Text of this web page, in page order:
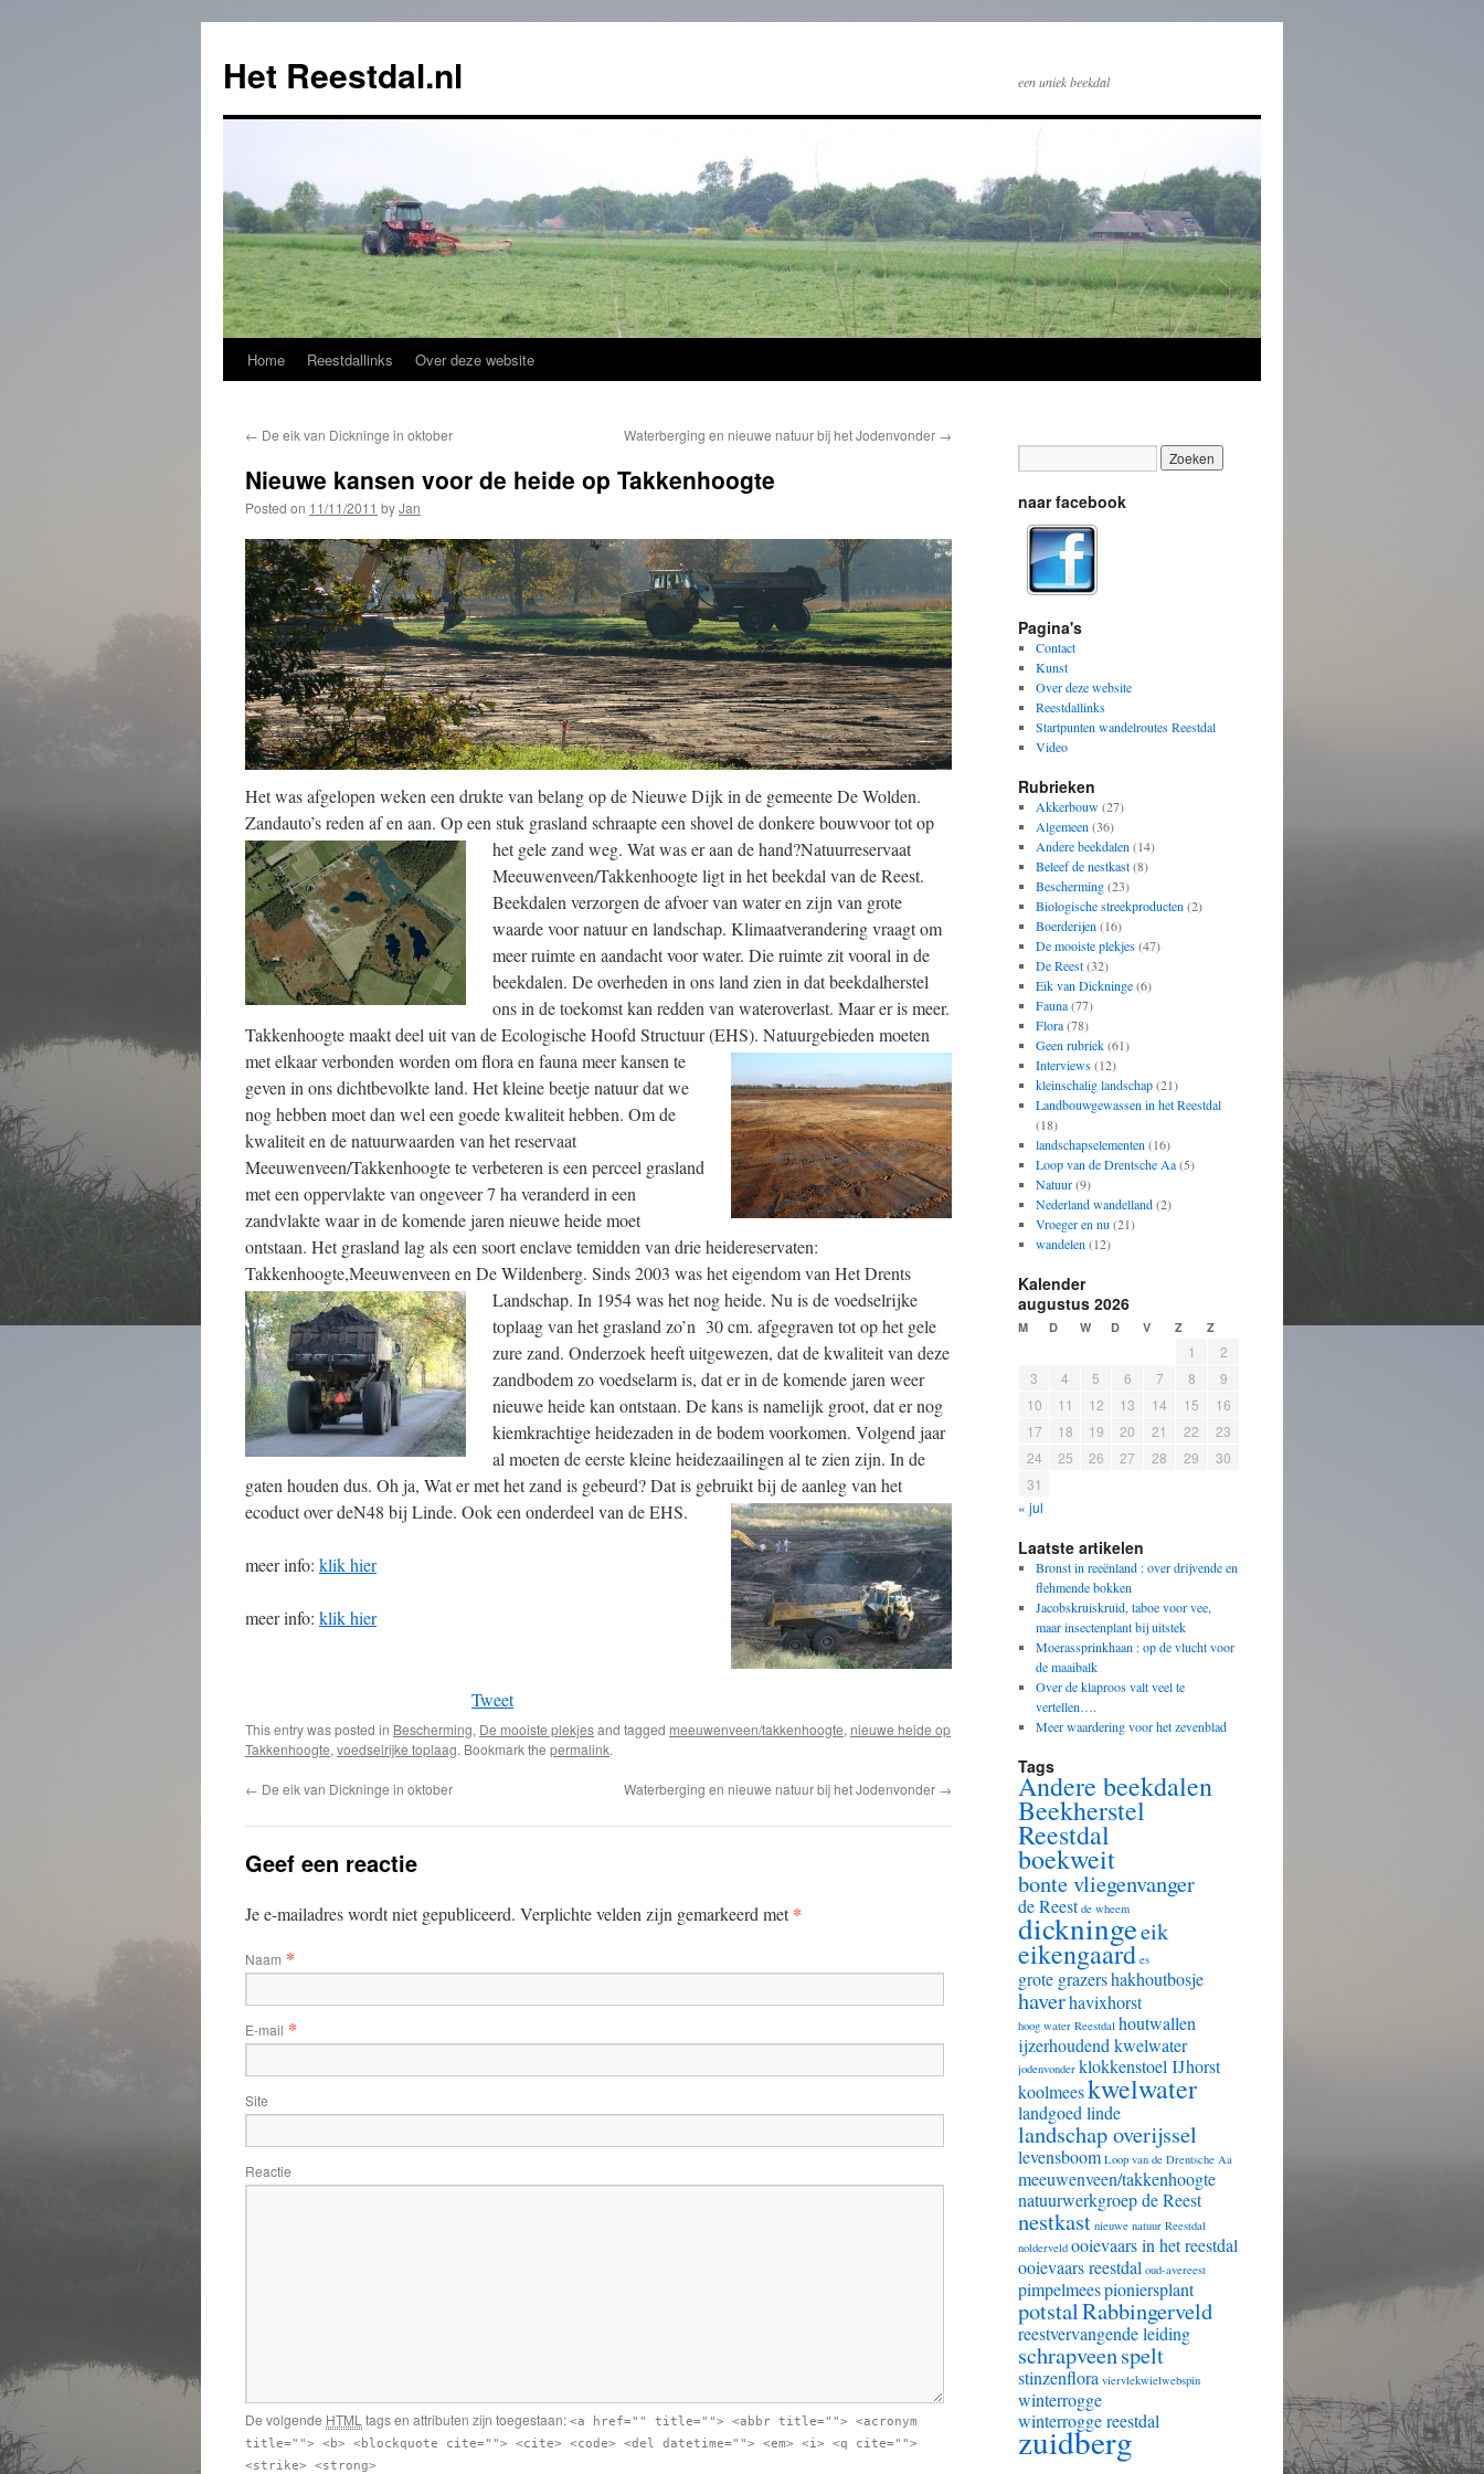
Het Reestdal.nl een uniek beekdal
Skip
content
Home Reestdallinks Over deze website
← De eik van Dickninge in oktober Waterberging en nieuwe natuur bij het Jodenvonder →
Nieuwe kansen voor de heide op Takkenhoogte
Posted on 11/11/2011 byJan
Het was afgelopen weken een drukte van belang op de Nieuwe Dijk in de gemeente De Wolden.
Zandauto’s reden af en aan. Op een stuk grasland schraapte een shovel dedonkere bouwvoor tot op
het gele zand weg. Wat was er aan de hand?Natuurreservaat
Meeuwenveen/Takkenhoogte ligt in het beekdal van de Reest.
Beekdalen verzorgen de afvoer van water en zijn van grote
waarde voor natuur en landschap. Klimaatverandering vraagt om
meer ruimte en aandacht voor water. Die ruimte zit vooral in de
beekdalen. De overheden in ons land zien in dat beekdalherstel
ons in de toekomst kan redden van wateroverlast. Maar er is meer.
Takkenhoogte maakt deel uit van de Ecologische Hoofd Structuur (EHS). Natuurgebieden moeten
met elkaar verbonden worden om flora enfauna meer kansen te
geven in ons dichtbevolkte land. Het kleine beetje natuur dat we
nog hebben moet dan wel een goede kwaliteit hebben. Om de
kwaliteit en de natuurwaarden van het reservaat
Meeuwenveen/Takkenhoogte te verbeteren is een perceel grasland
met een oppervlakte van ongeveer 7 ha veranderd in een
zandvlakte waar in de komende jaren nieuwe heide moet
ontstaan. Het grasland lag als een soort enclave temidden van drie heidereservaten:
Takkenhoogte,Meeuwenveen en De Wildenberg. Sinds 2003 was heteigendom van Het Drents
Landschap. In 1954 was het nog heide. Nu is de voedselrijke
toplaag van het grasland zo’n 30 cm. afgegraven tot op het gele
zure zand. Onderzoek heeft uitgewezen, dat de kwaliteit van deze
zandbodem zo voedselarm is, dat er in de komende jaren weer
nieuwe heide kan ontstaan. De kans is namelijk groot, dat er nog
kiemkrachtige heidezaden in de bodem voorkomen. Volgend jaar
al moeten de eerste kleine heidezaailingen al te zien zijn. In de
gaten houden dus. Oh ja, Wat er met het zand is gebeurd? Dat is gebruikt bij de aanleg van het
ecoduct over deN48 bij Linde. Ook een onderdeel van de EHS.
meer info: klik hier
meer info: klik hier
Tweet
This entry was posted in Bescherming, De mooiste plekjesand tagged meeuwenveen/takkenhoogte, nieuwe heide op
Takkenhoogte, voedselrijke toplaag. Bookmark the permalink.
← De eik van Dickninge in oktober Waterberging en nieuwe natuur bij het Jodenvonder →
Geef een reactie
Je e-mailadres wordt niet gepubliceerd. Verplichte velden zijn gemarkeerd met*
Naam *
E-mail *
Site
Reactie
De volgende HTML tags en attributen zijn toegestaan: <a href="" title=""> <abbr title=""> <acronym
title=""> <b> <blockquote cite=""> <cite> <code> <del datetime=""> <em> <i> <q cite="">
<strike> <strong>
naar facebook
Pagina's
Contact
Kunst
Over deze website
Reestdallinks
Startpunten wandelroutes Reestdal
Video
Rubrieken
Akkerbouw(27)
Algemeen (36)
Andere beekdalen (14)
Beleef de nestkast(8)
Bescherming(23)
Biologische streekproducten (2)
Boerderijen (16)
De mooiste plekjes(47)
De Reest(32)
Eik van Dickninge(6)
Fauna(77)
Flora(78)
Geen rubriek(61)
Interviews(12)
kleinschalig landschap(21)
Landbouwgewassen in het Reestdal
(18)
landschapselementen (16)
Loop van de Drentsche Aa(5)
Natuur(9)
Nederland wandelland(2)
Vroeger en nu (21)
wandelen (12)
Kalender
augustus 2026
M D W D V Z Z
« jul
1
2
3
4 5 6 7 8
9
10
11 12 13 14 15
16
17
18 19 20 21 22
23
24
25 26 27 28 29
30
31
Laatste artikelen
Bronst in reeënland : over drijvende en
flehmende bokken
Jacobskruiskruid, taboe voor vee,
maar insectenplant bij uitstek
Moerassprinkhaan : op de vlucht voor
de maaibalk
Over de klaproos valt veel te
vertellen….
Meer waardering voor het zevenblad
Tags
Andere beekdalen
Beekherstel
Reestdal
boekweit
bonte vliegenvanger
de Reest de wheem
dickningeeik
eikengaard es
grote grazershakhoutbosje
haverhavixhorst
hoog water Reestdal houtwallen
ijzerhoudend kwelwater
jodenvonder klokkenstoel IJhorst
koolmeeskwelwater
landgoed linde
landschap overijssel
levensboom Loop van de Drentsche Aa
meeuwenveen/takkenhoogte
natuurwerkgroep de Reest
nestkast nieuwe natuur Reestdal
nolderveld ooievaars in het reestdal
ooievaars reestdal oud-avereest
pimpelmeespioniersplant
potstalRabbingerveld
reestvervangende leiding
schrapveenspelt
stinzenflora viervlekwielwebspin
winterrogge
winterrogge reestdal
zuidberg